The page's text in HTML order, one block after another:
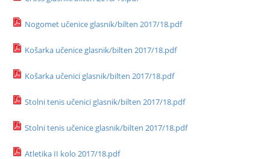
Nogomet učenice glasnik/bilten 2017/18.pdf
Košarka učenice glasnik/bilten 2017/18.pdf
Košarka učenici glasnik/bilten 2017/18.pdf
Stolni tenis učenici glasnik/bilten 2017/18.pdf
Stolni tenis učenice glasnik/bilten 2017/18.pdf
Atletika II kolo 2017/18.pdf